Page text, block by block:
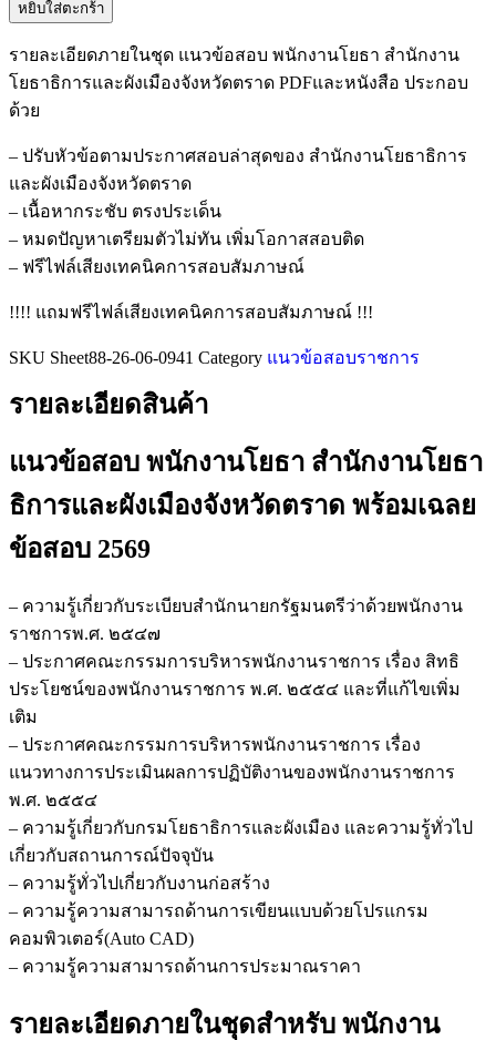
หยิบใส่ตะกร้า
รายละเอียดภายในชุด แนวข้อสอบ พนักงานโยธา สำนักงาน
โยธาธิการและผังเมืองจังหวัดตราด PDFและหนังสือ ประกอบ
ด้วย
– ปรับหัวข้อตามประกาศสอบล่าสุดของ สำนักงานโยธาธิการ
และผังเมืองจังหวัดตราด
– เนื้อหากระชับ ตรงประเด็น
– หมดปัญหาเตรียมตัวไม่ทัน เพิ่มโอกาสสอบติด
– ฟรีไฟล์เสียงเทคนิคการสอบสัมภาษณ์
!!!! แถมฟรีไฟล์เสียงเทคนิคการสอบสัมภาษณ์ !!!
SKU Sheet88-26-06-0941 Category แนวข้อสอบราชการ
รายละเอียดสินค้า
แนวข้อสอบ พนักงานโยธา สำนักงานโยธา
ธิการและผังเมืองจังหวัดตราด พร้อมเฉลย
ข้อสอบ 2569
– ความรู้เกี่ยวกับระเบียบสำนักนายกรัฐมนตรีว่าด้วยพนักงาน
ราชการพ.ศ. ๒๕๔๗
– ประกาศคณะกรรมการบริหารพนักงานราชการ เรื่อง สิทธิ
ประโยชน์ของพนักงานราชการ พ.ศ. ๒๕๕๔ และที่แก้ไขเพิ่ม
เติม
– ประกาศคณะกรรมการบริหารพนักงานราชการ เรื่อง
แนวทางการประเมินผลการปฏิบัติงานของพนักงานราชการ
พ.ศ. ๒๕๕๔
– ความรู้เกี่ยวกับกรมโยธาธิการและผังเมือง และความรู้ทั่วไป
เกี่ยวกับสถานการณ์ปัจจุบัน
– ความรู้ทั่วไปเกี่ยวกับงานก่อสร้าง
– ความรู้ความสามารถด้านการเขียนแบบด้วยโปรแกรม
คอมพิวเตอร์(Auto CAD)
– ความรู้ความสามารถด้านการประมาณราคา
รายละเอียดภายในชุดสำหรับ พนักงาน